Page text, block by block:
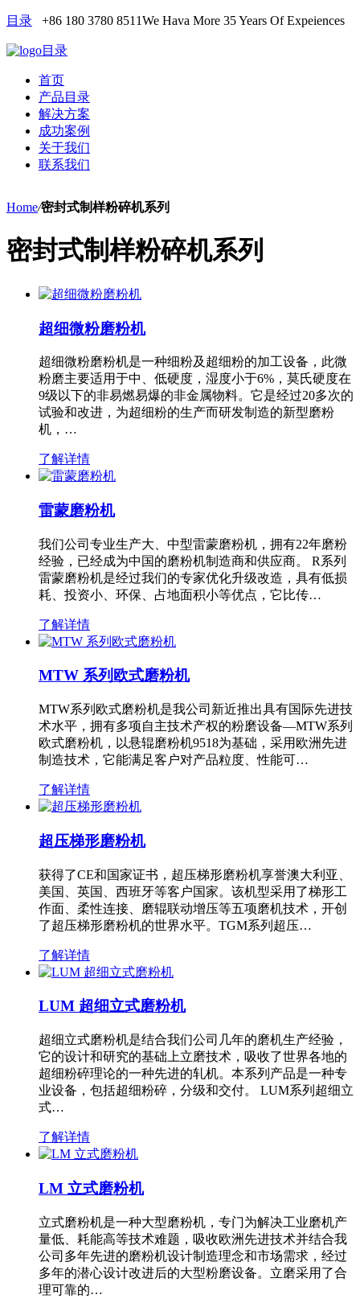
目录 +86 180 3780 8511We Hava More 35 Years Of Expeiences
目录
首页
产品目录
解决方案
成功案例
关于我们
联系我们
Home/密封式制样粉碎机系列
密封式制样粉碎机系列
超细微粉磨粉机
超细微粉磨粉机是一种细粉及超细粉的加工设备，此微
粉磨主要适用于中、低硬度，湿度小于6%，莫氏硬度在
9级以下的非易燃易爆的非金属物料。它是经过20多次的
试验和改进，为超细粉的生产而研发制造的新型磨粉
机，…
了解详情
雷蒙磨粉机
我们公司专业生产大、中型雷蒙磨粉机，拥有22年磨粉
经验，已经成为中国的磨粉机制造商和供应商。 R系列
雷蒙磨粉机是经过我们的专家优化升级改造，具有低损
耗、投资小、环保、占地面积小等优点，它比传…
了解详情
MTW 系列欧式磨粉机
MTW系列欧式磨粉机是我公司新近推出具有国际先进技
术水平，拥有多项自主技术产权的粉磨设备—MTW系列
欧式磨粉机，以悬辊磨粉机9518为基础，采用欧洲先进
制造技术，它能满足客户对产品粒度、性能可…
了解详情
超压梯形磨粉机
获得了CE和国家证书，超压梯形磨粉机享誉澳大利亚、
美国、英国、西班牙等客户国家。该机型采用了梯形工
作面、柔性连接、磨辊联动增压等五项磨机技术，开创
了超压梯形磨粉机的世界水平。TGM系列超压…
了解详情
LUM 超细立式磨粉机
超细立式磨粉机是结合我们公司几年的磨机生产经验，
它的设计和研究的基础上立磨技术，吸收了世界各地的
超细粉碎理论的一种先进的轧机。本系列产品是一种专
业设备，包括超细粉碎，分级和交付。 LUM系列超细立
式…
了解详情
LM 立式磨粉机
立式磨粉机是一种大型磨粉机，专门为解决工业磨机产
量低、耗能高等技术难题，吸收欧洲先进技术并结合我
公司多年先进的磨粉机设计制造理念和市场需求，经过
多年的潜心设计改进后的大型粉磨设备。立磨采用了合
理可靠的…